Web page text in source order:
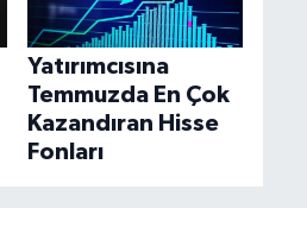
Yatırımcısına
Temmuzda En Çok
Kazandıran Hisse
Fonları